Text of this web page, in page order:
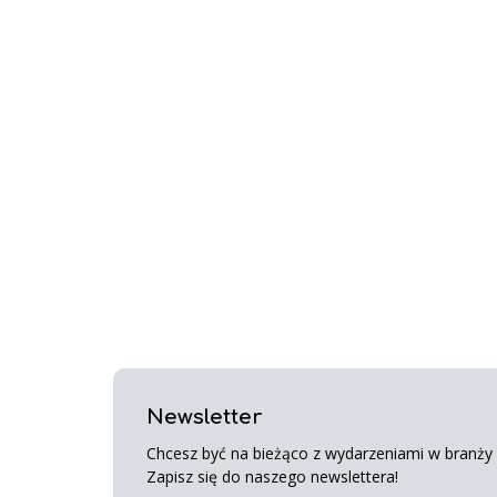
Newsletter
Chcesz być na bieżąco z wydarzeniami w
Zapisz się do naszego newslettera!